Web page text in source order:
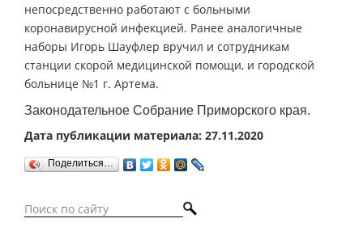
непосредственно работают с больными
коронавирусной инфекцией. Ранее аналогичные
наборы Игорь Шауфлер вручил и сотрудникам
станции скорой медицинской помощи, и городской
больнице №1 г. Артема.
Законодательное Собрание Приморского края.
Дата публикации материала: 27.11.2020
Поделиться…